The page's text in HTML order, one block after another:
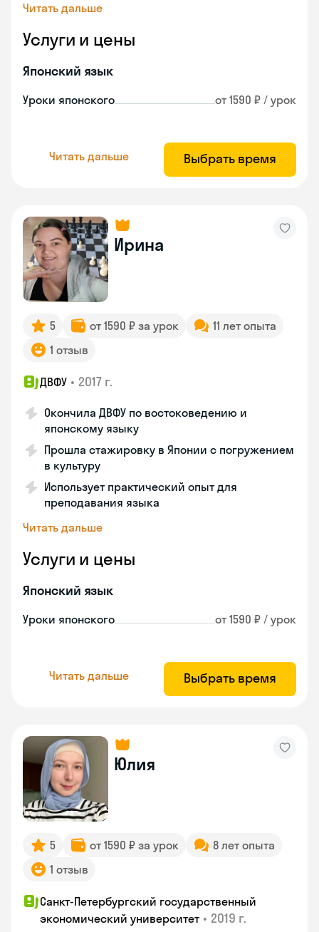
Читать дальше
Услуги и цены
Японский язык
Уроки японского от 1590 ₽ / урок
Читать дальше Выбрать время
Ирина
5 от 1590 ₽ за урок
11 лет опыта
1 отзыв
ДВФУ • 2017 г.
Окончила ДВФУ по востоковедению и
японскому языку
Прошла стажировку в Японии с погружением
в культуру
Использует практический опыт для
преподавания языка
Читать дальше
Услуги и цены
Японский язык
Уроки японского от 1590 ₽ / урок
Читать дальше Выбрать время
Юлия
5 от 1590 ₽ за урок
8 лет опыта
1 отзыв
Санкт-Петербургский государственный
экономический университет • 2019 г.